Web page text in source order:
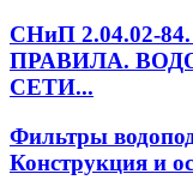
СНиП 2.04.02-
ПРАВИЛА.
СЕТИ...
Фильтры
Конструкция и